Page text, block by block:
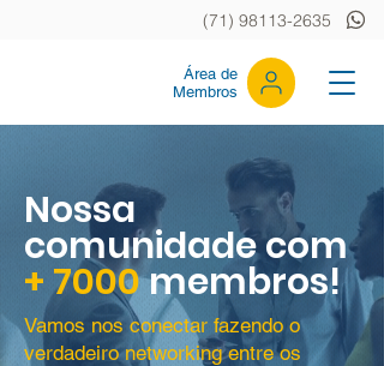
Área de
Membros
(71) 98113-2635
Nossa
comunidade com
+ 7000membros!
Vamos nos conectar fazendo o
verdadeiro networking entre os